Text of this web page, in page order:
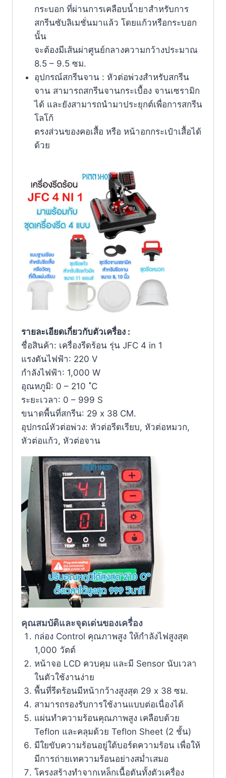
กระบอก ที่ผ่านการเคลือบน้ำยาสำหรับการ
สกรีนซับลิเมชั่นมาแล้ว โดยแก้วหรือกระบอก
นั้น
จะต้องมีเส้นผ่าศูนย์กลางความกว้างประมาณ
8.5 – 9.5 ซม.
อุปกรณ์สกรีนจาน : หัวต่อพ่วงสำหรับสกรีน
จาน สามารถสกรีนจานกระเบื้อง จานเซรามิก
ได้ และยังสามารถนำมาประยุกต์เพื่อการสกรีน
โลโก้
ตรงส่วนของคอเสื้อ หรือ หน้าอกกระเป๋าเสื้อได้
ด้วย
รายละเอียดเกี่ยวกับตัวเครื่อง :
ชื่อสินค้า: เครื่องรีดร้อน รุ่น JFC 4 in 1
แรงดันไฟฟ้า: 220 V
กำลังไฟฟ้า: 1,000 W
อุณหภูมิ: 0 – 210 ํC
ระยะเวลา: 0 – 999 S
ขนาดพื้นที่สกรีน: 29 x 38 CM.
อุปกรณ์หัวต่อพ่วง: หัวต่อรีดเรียบ, หัวต่อหมวก,
หัวต่อแก้ว, หัวต่อจาน
คุณสมบัติและจุดเด่นของเครื่อง
กล่อง Control คุณภาพสูง ให้กำลังไฟสูงสุด
1,000 วัตต์
หน้าจอ LCD ควบคุม และมี Sensor นับเวลา
ในตัวใช้งานง่าย
พื้นที่รีดร้อนมีหน้ากว้างสูงสุด 29 x 38 ซม.
สามารถรองรับการใช้งานแบบต่อเนื่องได้
แผ่นทำความร้อนคุณภาพสูง เคลือบด้วย
Teflon และคลุมด้วย Teflon Sheet (2 ชั้น)
มีใยขับความร้อนอยู่ใต้บอร์ดความร้อน เพื่อให้
มีการถ่ายเทความร้อนอย่างสม่ำเสมอ
โครงสร้างทำจากเหล็กเนื้อตันทั้งตัวเครื่อง